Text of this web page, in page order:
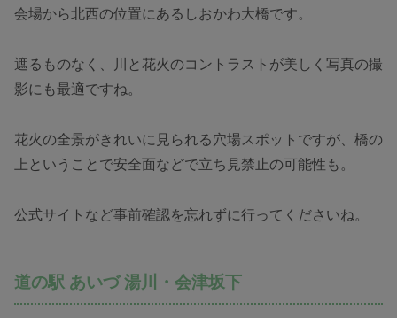
会場から北西の位置にあるしおかわ大橋です。
遮るものなく、川と花火のコントラストが美しく写真の撮
影にも最適ですね。
花火の全景がきれいに見られる穴場スポットですが、橋の
上ということで安全面などで立ち見禁止の可能性も。
公式サイトなど事前確認を忘れずに行ってくださいね。
道の駅 あいづ 湯川・会津坂下